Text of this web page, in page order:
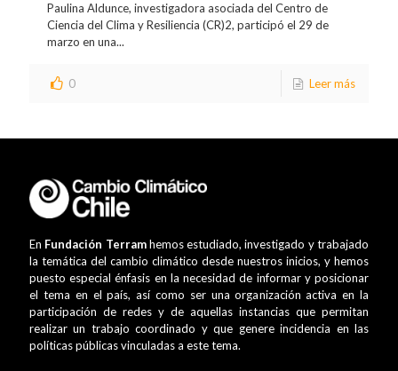
Paulina Aldunce, investigadora asociada del Centro de
Ciencia del Clima y Resiliencia (CR)2, participó el 29 de
marzo en una...
0 Leer más
En Fundación Terramhemos estudiado, investigado y trabajado
la temática del cambio climático desde nuestros inicios, y hemos
puesto especial énfasis en la necesidad de informar y posicionar
el tema en el país, así como ser una organización activa en la
participación de redes y de aquellas instancias que permitan
realizar un trabajo coordinado y que genere incidencia en las
políticas públicas vinculadas a este tema.